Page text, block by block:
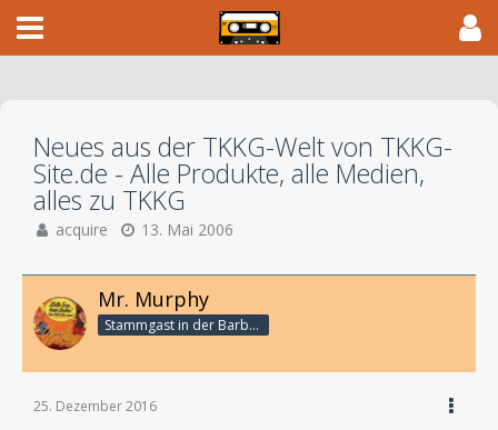
Neues aus der TKKG-Welt von TKKG-
Site.de - Alle Produkte, alle Medien,
alles zu TKKG
acquire 13. Mai 2006
Mr. Murphy
Stammgast in der Barbarabar
25. Dezember 2016